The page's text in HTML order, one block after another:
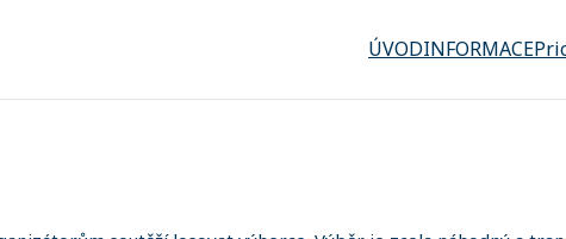
ÚVODINFORMACE